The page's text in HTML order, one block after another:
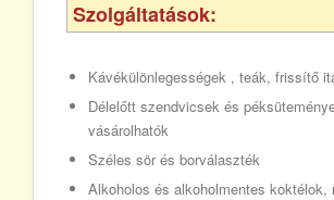
Szolgáltatások:
Kávékülönlegességek , teák, frissítő
Délelőtt szendvicsek és
vásárolhatók
Széles sör és borválaszték
Alkoholos és alkoholmentes koktélok,